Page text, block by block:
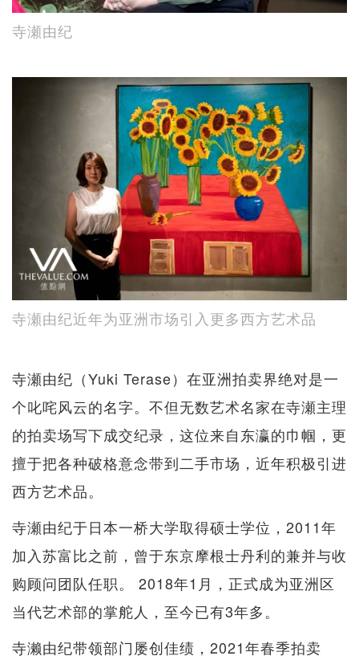
寺瀬由纪
寺瀬由纪近年为亚洲市场引入更多西方艺术品
寺瀬由纪（Yuki Terase）在亚洲拍卖界绝对是一
个叱咤风云的名字。不但无数艺术名家在寺瀬主理
的拍卖场写下成交纪录，这位来自东瀛的巾帼，更
擅于把各种破格意念带到二手市场，近年积极引进
西方艺术品。
寺瀬由纪于日本一桥大学取得硕士学位，2011年
加入苏​​富比之前，曾于东京摩根士丹利的兼并与收
购顾问团队任职。 2018年1月，正式成为亚洲区
当代艺术部的掌舵人，至今已有3年多。
寺濑由纪带领部门屡创佳绩，2021年春季拍卖